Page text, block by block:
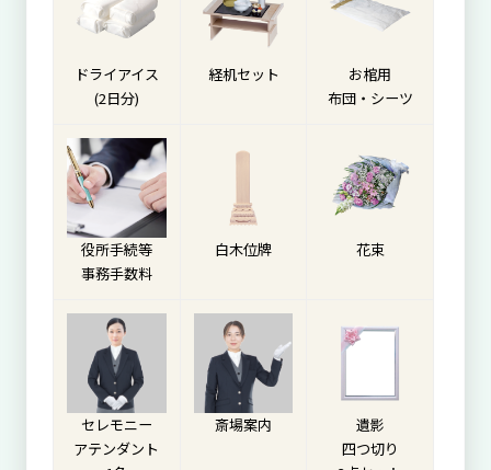
ドライアイス
(2日分)
経机セット
お棺用
布団・シーツ
役所手続等
事務手数料
白木位牌 花束
セレモニー
アテンダント
斎場案内
遺影
四つ切り